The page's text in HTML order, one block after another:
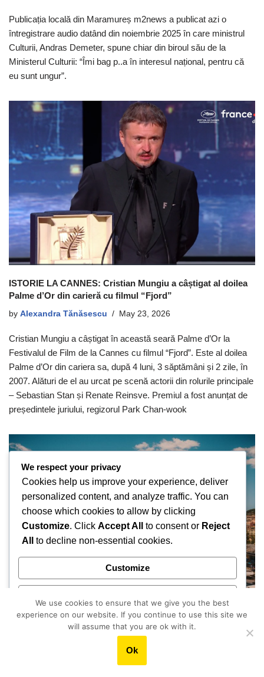
Publicația locală din Maramureș m2news a publicat azi o
întregistrare audio datând din noiembrie 2025 în care ministrul
Culturii, Andras Demeter, spune chiar din biroul său de la
Ministerul Culturii: “Îmi bag p..a în interesul național, pentru că
eu sunt ungur”.
ISTORIE LA CANNES: Cristian Mungiu a câștigat al doilea
Palme d’Or din carieră cu filmul “Fjord”
by Alexandra Tănăsescu May 23, 2026
Cristian Mungiu a câștigat în această seară Palme d’Or la
Festivalul de Film de la Cannes cu filmul “Fjord”. Este al doilea
Palme d’Or din cariera sa, după 4 luni, 3 săptămâni și 2 zile, în
2007. Alături de el au urcat pe scenă actorii din rolurile principale
– Sebastian Stan și Renate Reinsve. Premiul a fost anunțat de
președintele juriului, regizorul Park Chan-wook
În inima Festivalului de Film de la Cannes, Jidvei este vinul
oficial al României (P)
We respect your privacy
Cookies help us improve your experience, deliver
personalized content, and analyze traffic. You can
choose which cookies to allow by clicking
Customize. Click Accept All to consent or Reject
All
to decline non-essential cookies.
Customize
Accept All
We use cookies to ensure that we give you the best
experience on our website. If you continue to use this site we
will assume that you are ok with it.
Ok